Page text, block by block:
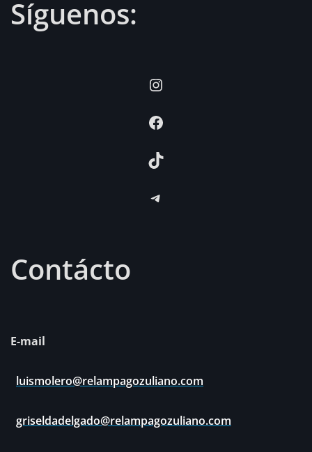
Síguenos:
Instagram
Facebook
TikTok
Telegram
Contácto
E-mail
luismolero@relampagozuliano.com
griseldadelgado@relampagozuliano.com